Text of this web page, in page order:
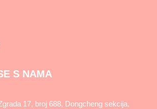
S NAMA
17, broj 688, Dongcheng sekcija,